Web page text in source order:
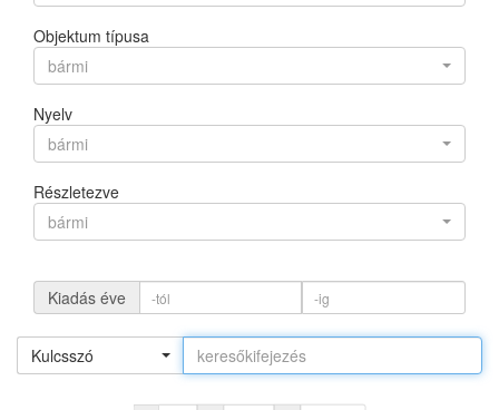
Objektum típusa
bármi
Nyelv
bármi
Részletezve
bármi
Kiadás éve
Kulcsszó